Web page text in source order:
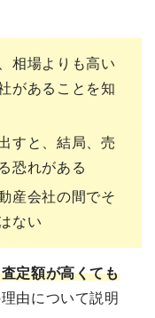
相場よりも高い
があることを知
すと、結局、売
恐れがある
産会社の間でそ
ない
査定額が高くても
由について説明